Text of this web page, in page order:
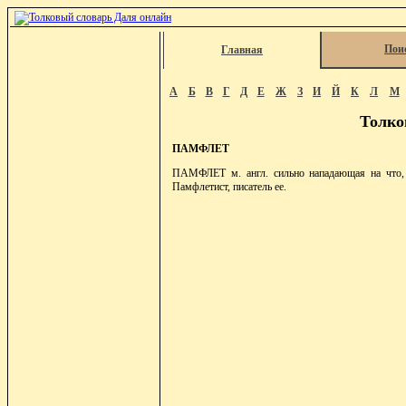
Главная
А Б В Г Д Е Ж З И Й К Л М
ПАМФЛЕТ
ПАМФЛЕТ м. англ. сильно нападающая на что,
Памфлетист, писатель ее.